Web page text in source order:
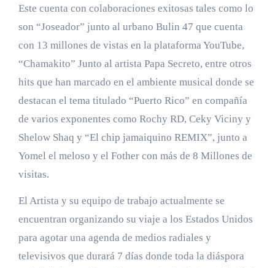
Este cuenta con colaboraciones exitosas tales como lo
son “Joseador” junto al urbano Bulin 47 que cuenta
con 13 millones de vistas en la plataforma YouTube,
“Chamakito” Junto al artista Papa Secreto, entre otros
hits que han marcado en el ambiente musical donde se
destacan el tema titulado “Puerto Rico” en compañía
de varios exponentes como Rochy RD, Ceky Viciny y
Shelow Shaq y “El chip jamaiquino REMIX”, junto a
Yomel el meloso y el Fother con más de 8 Millones de
visitas.
El Artista y su equipo de trabajo actualmente se
encuentran organizando su viaje a los Estados Unidos
para agotar una agenda de medios radiales y
televisivos que durará 7 días donde toda la diáspora